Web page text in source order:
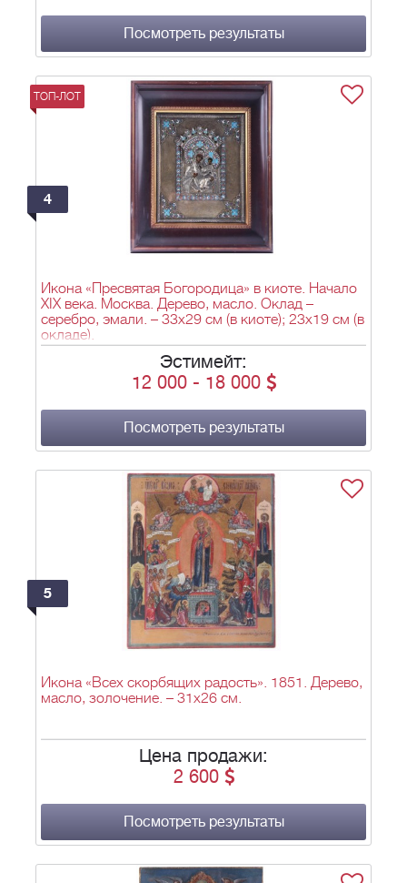
Посмотреть результаты
ТОП-ЛОТ
4
Икона «Пресвятая Богородица» в киоте. Начало
XIX века. Москва. Дерево, масло. Оклад –
серебро, эмали. – 33х29 см (в киоте); 23х19 см (в
окладе).
Эстимейт:
12 000- 18 000
Посмотреть результаты
5
Икона «Всех скорбящих радость». 1851. Дерево,
масло, золочение. – 31х26 см.
Цена продажи:
2 600
Посмотреть результаты